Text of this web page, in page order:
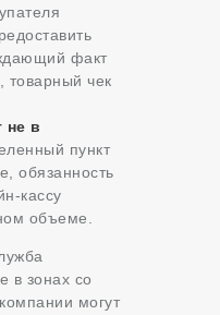
факт
товарный чек
не в
пункт
обязанность
кассу
объеме.
в зонах со
могут